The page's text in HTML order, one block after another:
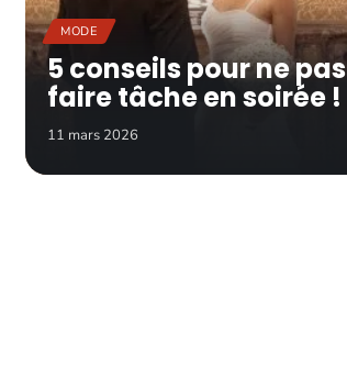
MODE
5 conseils pour ne pas
faire tâche en soirée !
11 mars 2026